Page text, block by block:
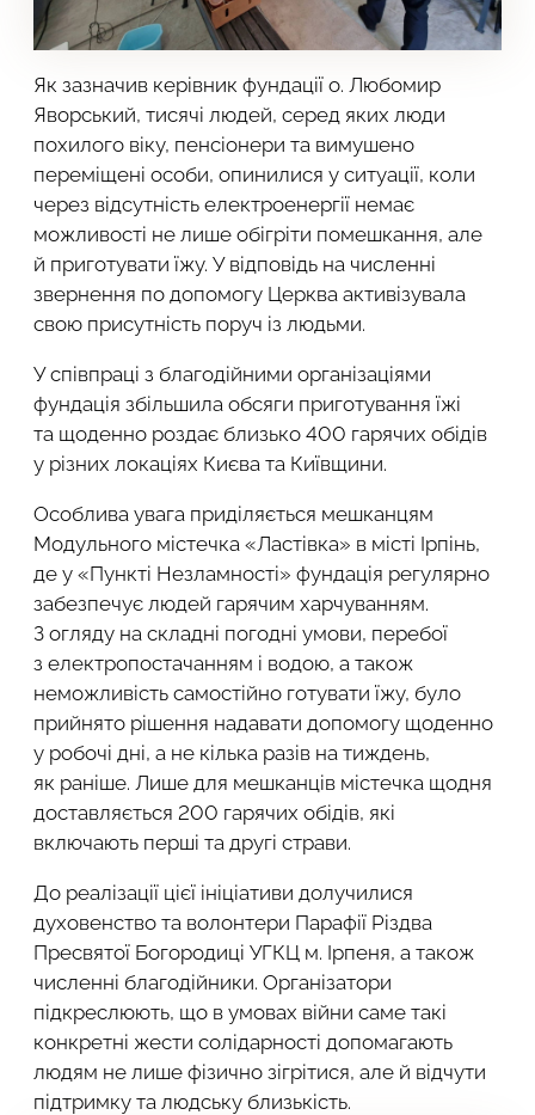
Як зазначив керівник фундації о. Любомир
Яворський, тисячі людей, серед яких люди
похилого віку, пенсіонери та вимушено
переміщені особи, опинилися у ситуації, коли
через відсутність електроенергії немає
можливості не лише обігріти помешкання, але
й приготувати їжу. У відповідь на численні
звернення по допомогу Церква активізувала
свою присутність поруч із людьми.
У співпраці з благодійними організаціями
фундація збільшила обсяги приготування їжі
та щоденно роздає близько 400 гарячих обідів
у різних локаціях Києва та Київщини.
Особлива увага приділяється мешканцям
Модульного містечка «Ластівка» в місті Ірпінь,
де у «Пункті Незламності» фундація регулярно
забезпечує людей гарячим харчуванням.
З огляду на складні погодні умови, перебої
з електропостачанням і водою, а також
неможливість самостійно готувати їжу, було
прийнято рішення надавати допомогу щоденно
у робочі дні, а не кілька разів на тиждень,
як раніше. Лише для мешканців містечка щодня
доставляється 200 гарячих обідів, які
включають перші та другі страви.
До реалізації цієї ініціативи долучилися
духовенство та волонтери Парафії Різдва
Пресвятої Богородиці УГКЦ м. Ірпеня, а також
численні благодійники. Організатори
підкреслюють, що в умовах війни саме такі
конкретні жести солідарності допомагають
людям не лише фізично зігрітися, але й відчути
підтримку та людську близькість.